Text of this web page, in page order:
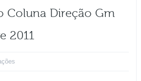
Coluna Direção Gm
2011